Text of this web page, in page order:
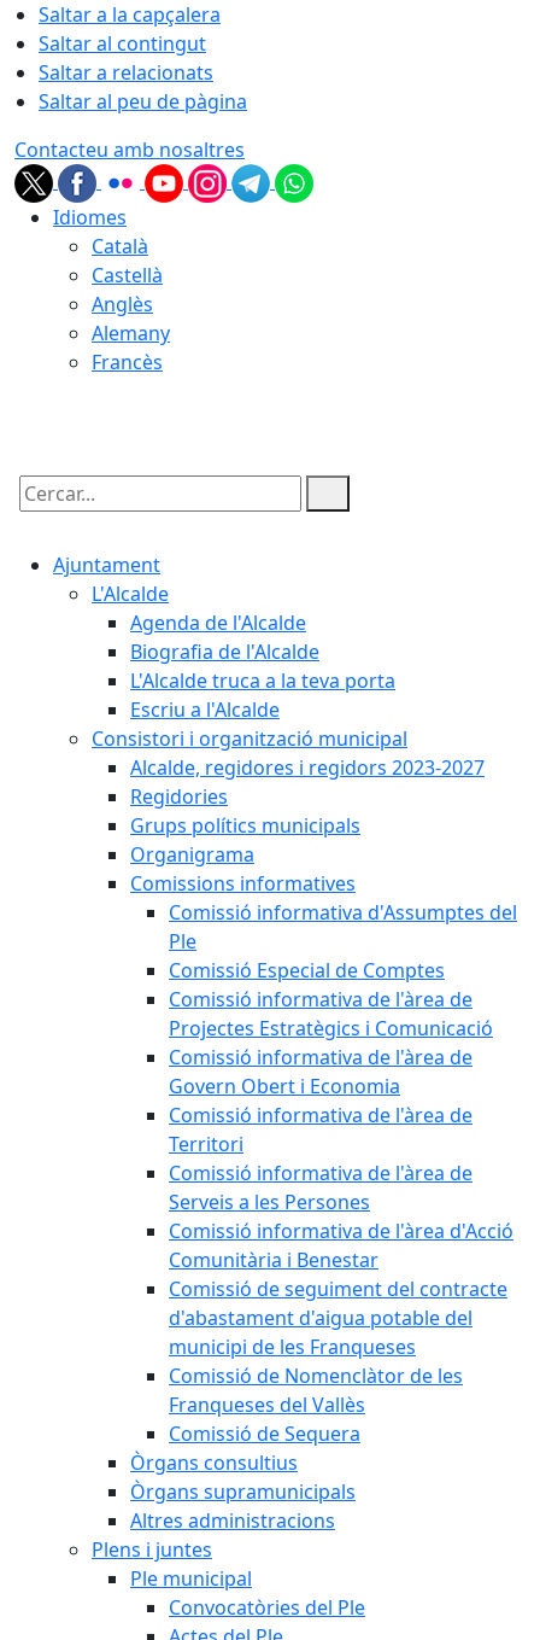
Saltar a la capçalera
Saltar al contingut
Saltar a relacionats
Saltar al peu de pàgina
Contacteu amb nosaltres
Idiomes
Català
Castellà
Anglès
Alemany
Francès
Cercar:
Ajuntament
L'Alcalde
Agenda de l'Alcalde
Biografia de l'Alcalde
L'Alcalde truca a la teva porta
Escriu a l'Alcalde
Consistori i organització municipal
Alcalde, regidores i regidors 2023-2027
Regidories
Grups polítics municipals
Organigrama
Comissions informatives
Comissió informativa d'Assumptes del
Ple
Comissió Especial de Comptes
Comissió informativa de l'àrea de
Projectes Estratègics i Comunicació
Comissió informativa de l'àrea de
Govern Obert i Economia
Comissió informativa de l'àrea de
Territori
Comissió informativa de l'àrea de
Serveis a les Persones
Comissió informativa de l'àrea d'Acció
Comunitària i Benestar
Comissió de seguiment del contracte
d'abastament d'aigua potable del
municipi de les Franqueses
Comissió de Nomenclàtor de les
Franqueses del Vallès
Comissió de Sequera
Òrgans consultius
Òrgans supramunicipals
Altres administracions
Plens i juntes
Ple municipal
Convocatòries del Ple